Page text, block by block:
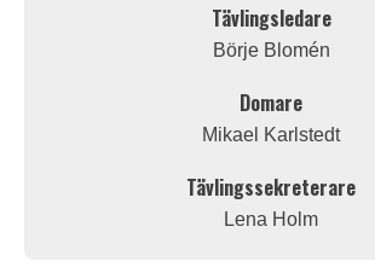
Tävlingsledare
Börje Blomén
Domare
Mikael Karlstedt
Tävlingssekreterare
Lena Holm